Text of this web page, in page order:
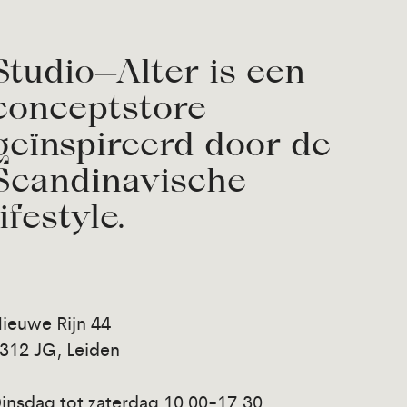
is een
door de
Rijn 44
JG, Leiden
tot zaterdag 10.00-17.30